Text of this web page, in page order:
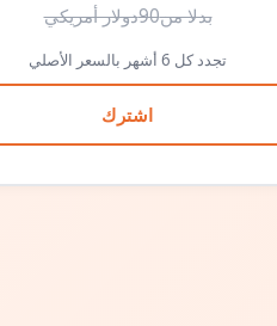
بدلا من90دولار أمريكي
تجدد كل 6 أشهر بالسعر الأصلي
اشترك